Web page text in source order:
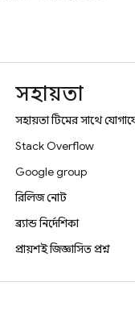
সহায়তা
সহায়তা টিমের সাথে
Stack Overflow
Google group
রিলিজ নোট
ব্র্যান্ড নির্দেশিকা
প্রায়শই জিজ্ঞাসিত প্রশ্ন